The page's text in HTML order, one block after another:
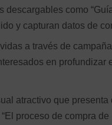
descargables como
y capturan datos de
a través de
en profundizar
atractivo que
proceso de compra